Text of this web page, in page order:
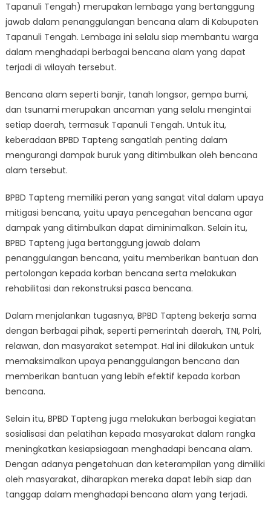
Membantu
Warga
dalam
Menghadapi
Tapanuli Tengah) merupakan lembaga yang bertanggung
jawab dalam penanggulangan bencana alam di Kabupaten
Tapanuli Tengah. Lembaga ini selalu siap membantu warga
dalam menghadapi berbagai bencana alam yang dapat
terjadi di wilayah tersebut.
Bencana alam seperti banjir, tanah longsor, gempa bumi,
dan tsunami merupakan ancaman yang selalu mengintai
setiap daerah, termasuk Tapanuli Tengah. Untuk itu,
keberadaan BPBD Tapteng sangatlah penting dalam
mengurangi dampak buruk yang ditimbulkan oleh bencana
alam tersebut.
BPBD Tapteng memiliki peran yang sangat vital dalam upaya
mitigasi bencana, yaitu upaya pencegahan bencana agar
dampak yang ditimbulkan dapat diminimalkan. Selain itu,
BPBD Tapteng juga bertanggung jawab dalam
penanggulangan bencana, yaitu memberikan bantuan dan
pertolongan kepada korban bencana serta melakukan
rehabilitasi dan rekonstruksi pasca bencana.
Dalam menjalankan tugasnya, BPBD Tapteng bekerja sama
dengan berbagai pihak, seperti pemerintah daerah, TNI, Polri,
relawan, dan masyarakat setempat. Hal ini dilakukan untuk
memaksimalkan upaya penanggulangan bencana dan
memberikan bantuan yang lebih efektif kepada korban
bencana.
Selain itu, BPBD Tapteng juga melakukan berbagai kegiatan
sosialisasi dan pelatihan kepada masyarakat dalam rangka
meningkatkan kesiapsiagaan menghadapi bencana alam.
Dengan adanya pengetahuan dan keterampilan yang dimiliki
oleh masyarakat, diharapkan mereka dapat lebih siap dan
tanggap dalam menghadapi bencana alam yang terjadi.